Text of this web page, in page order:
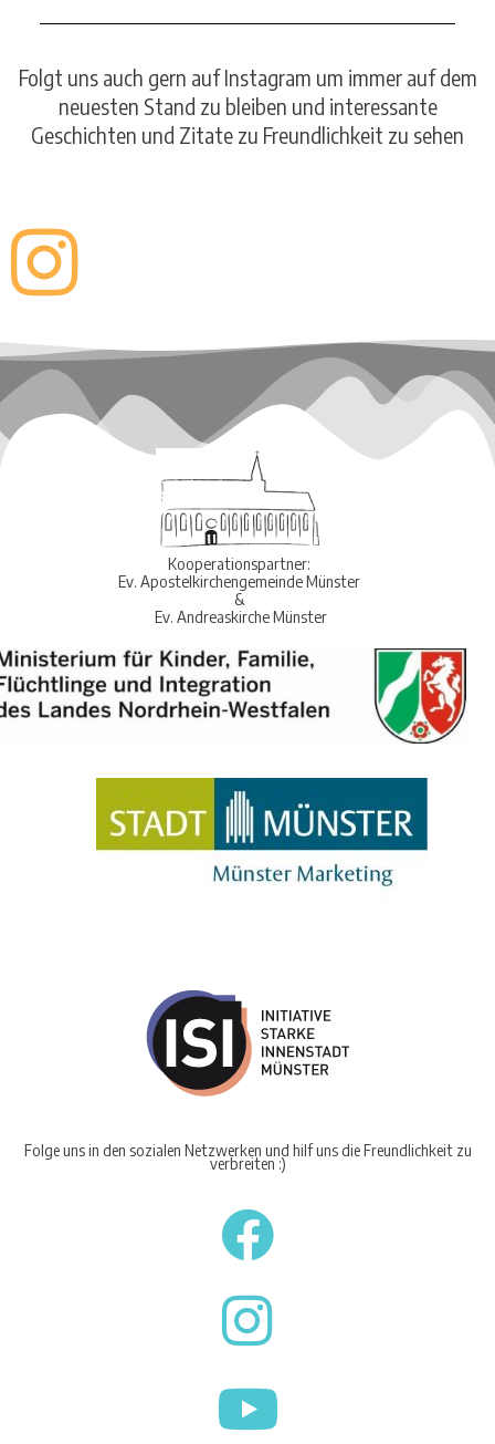
Folgt uns auch gern auf Instagram um immer auf dem
neuesten Stand zu bleiben und interessante
Geschichten und Zitate zu Freundlichkeit zu sehen
Kooperationspartner:
Ev. Apostelkirchengemeinde Münster
&
Ev. Andreaskirche Münster
Folge uns in den sozialen Netzwerken und hilf uns die Freundlichkeit zu
verbreiten :)